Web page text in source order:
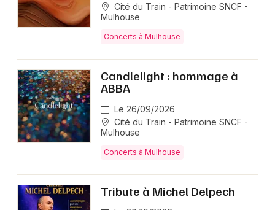
Cité du Train - Patrimoine SNCF -
Mulhouse
Concerts à Mulhouse
Candlelight : hommage à
ABBA
Le 26/09/2026
Cité du Train - Patrimoine SNCF -
Mulhouse
Concerts à Mulhouse
Tribute à Michel Delpech